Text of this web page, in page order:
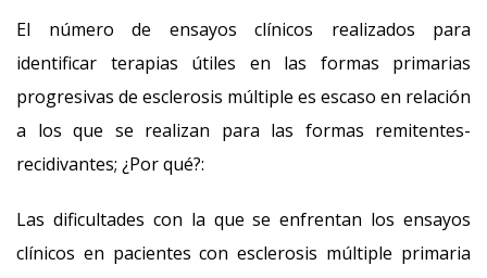
El número de ensayos clínicos realizados para
identificar terapias útiles en las formas primarias
progresivas de esclerosis múltiple es escaso en relación
a los que se realizan para las formas remitentes-
recidivantes; ¿Por qué?:
Las dificultades con la que se enfrentan los ensayos
clínicos en pacientes con esclerosis múltiple primaria